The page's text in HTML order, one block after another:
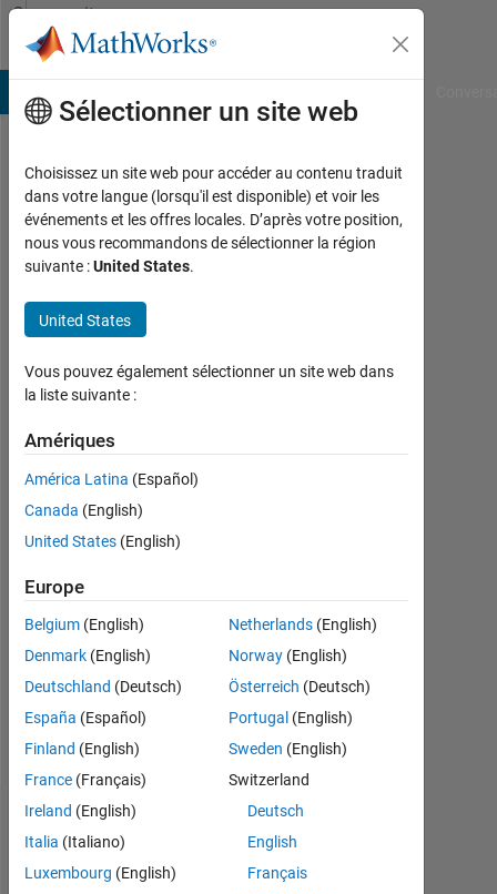
Passer au contenu
Community
Profile
Ankit
singh
chauhan
Last
seen:
de 5
ans il
|
Actif
depuis
0
Following:
0
Follow
Tableau de bord
Statistiques
Sélectionner un site web
Choisissez un site web pour accéder au contenu traduit
dans votre langue (lorsqu'il est disponible) et voir les
événements et les offres locales. D’après votre position,
nous vous recommandons de sélectionner la région
suivante :United States.
United States
Vous pouvez également sélectionner un site web dans
la liste suivante :
Amériques
América Latina (Español)
Canada (English)
United States (English)
Europe
Belgium (English)
Denmark (English)
Deutschland (Deutsch)
España (Español)
Finland (English)
France (Français)
Ireland (English)
Italia (Italiano)
Luxembourg (English)
Netherlands(English)
Norway(English)
Österreich (Deutsch)
Portugal (English)
Sweden (English)
Switzerland
Deutsch
English
Français